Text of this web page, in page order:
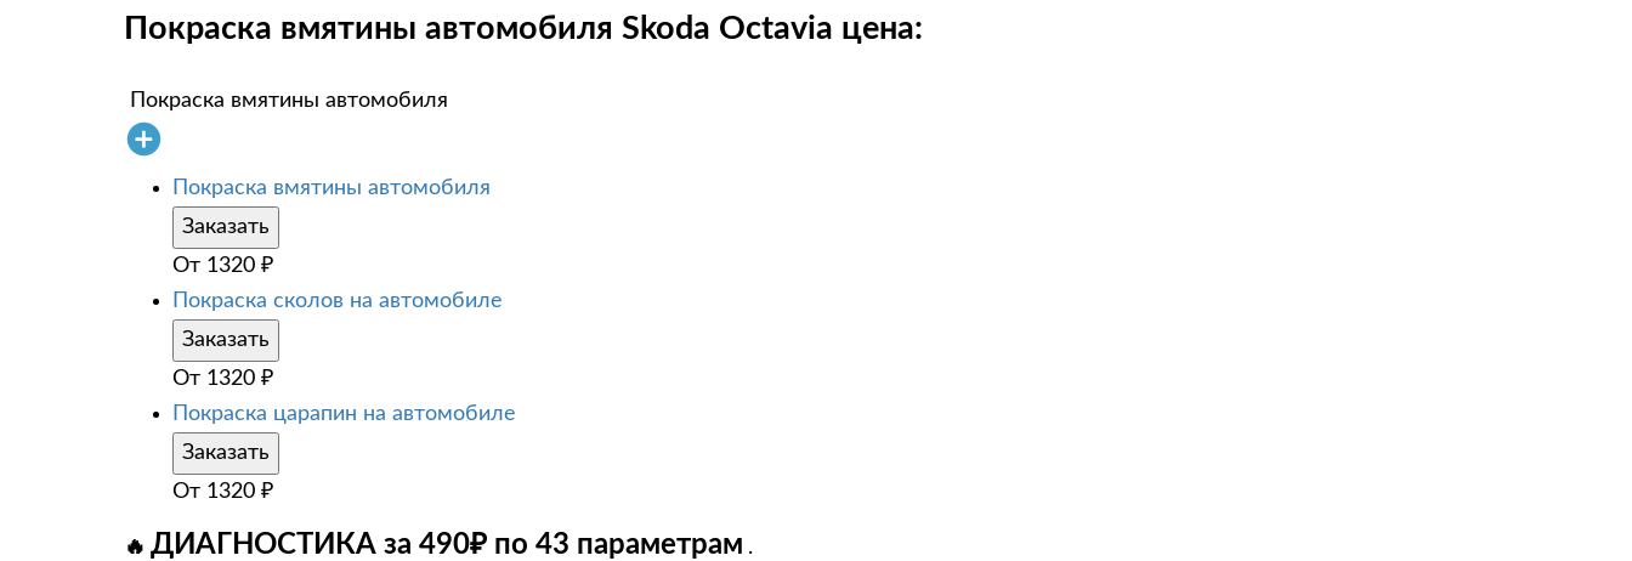
Покраска вмятины автомобиля Skoda Octavia цена:
Покраска вмятины автомобиля
Покраска вмятины автомобиля
Заказать
От 1320 ₽
Покраска сколов на автомобиле
Заказать
От 1320 ₽
Покраска царапин на автомобиле
Заказать
От 1320 ₽
🔥 ДИАГНОСТИКА за 490₽ по 43 параметрам .